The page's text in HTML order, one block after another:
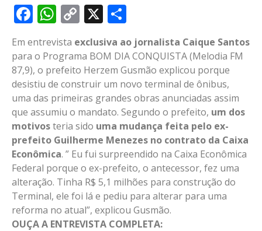
Facebook
WhatsApp
Copy
Link
X
Em entrevista exclusiva ao jornalista Caique Santos
para o Programa BOM DIA CONQUISTA (Melodia FM
87,9), o prefeito Herzem Gusmão explicou porque
desistiu de construir um novo terminal de ônibus,
uma das primeiras grandes obras anunciadas assim
que assumiu o mandato. Segundo o prefeito, um dos
motivosteria sido uma mudança feita pelo ex-
prefeito Guilherme Menezes no contrato da Caixa
Econômica. ” Eu fui surpreendido na Caixa Econômica
Federal porque o ex-prefeito, o antecessor, fez uma
alteração. Tinha R$ 5,1 milhões para construção do
Terminal, ele foi lá e pediu para alterar para uma
reforma no atual”, explicou Gusmão.
OUÇA A ENTREVISTA COMPLETA: